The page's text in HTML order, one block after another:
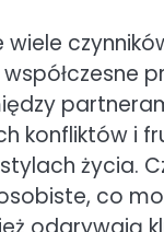
wiele
konfliktów i
życia.
co